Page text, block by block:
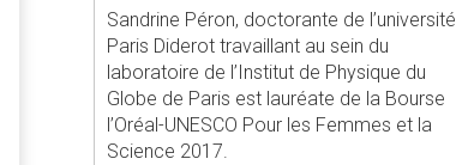
Sandrine Péron, doctorante de l’université
Paris Diderot travaillant au sein du
laboratoire de l’Institut de Physique du
Globe de Paris est lauréate de la Bourse
l’Oréal-UNESCO Pour les Femmes et la
Science 2017.